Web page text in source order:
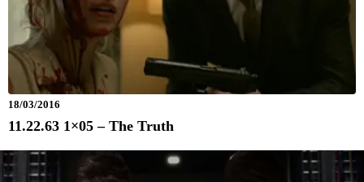
18/03/2016
11.22.63 1×05 – The Truth